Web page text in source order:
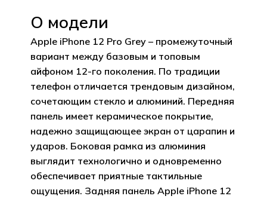
О модели
Apple iPhone 12 Pro Grey – промежуточный
вариант между базовым и топовым
айфоном 12-го поколения. По традиции
телефон отличается трендовым дизайном,
сочетающим стекло и алюминий. Передняя
панель имеет керамическое покрытие,
надежно защищающее экран от царапин и
ударов. Боковая рамка из алюминия
выглядит технологично и одновременно
обеспечивает приятные тактильные
ощущения. Задняя панель Apple iPhone 12